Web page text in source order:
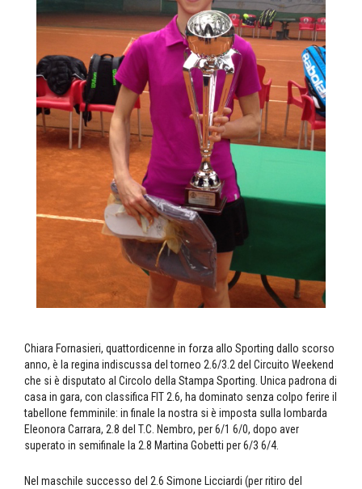
Chiara Fornasieri, quattordicenne in forza allo Sporting dallo scorso
anno, è la regina indiscussa del torneo 2.6/3.2 del Circuito Weekend
che si è disputato al Circolo della Stampa Sporting. Unica padrona di
casa in gara, con classifica FIT 2.6, ha dominato senza colpo ferire il
tabellone femminile: in finale la nostra si è imposta sulla lombarda
Eleonora Carrara, 2.8 del T.C. Nembro, per 6/1 6/0, dopo aver
superato in semifinale la 2.8 Martina Gobetti per 6/3 6/4.
Nel maschile successo del 2.6 Simone Licciardi (per ritiro del